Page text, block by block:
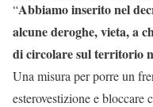
“Abbiamo inserito nel
alcune deroghe, vieta, a
di circolare sul territorio
Una misura per porre un
esterovestizione e bloccare